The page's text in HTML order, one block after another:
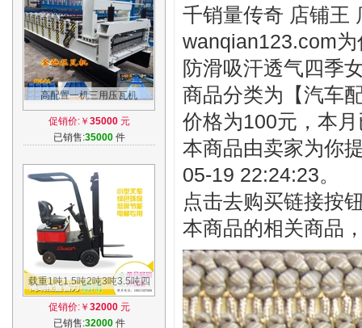
高配置一机三用压瓦机
840/900双层琉璃瓦压瓦机
840仿古琉璃瓦机器
促销价:￥ 35000元
已销售:35000件
载重1吨1.5吨2吨3吨3.5吨四
轮电动叉车全电动堆高车电动
升高车
促销价:￥ 32000元
已销售:32000件
千销量传奇 店铺王
wanqian123.com
防滑吸汗透气四季
商品分类为【汽车
价格为100元，本
本商品由卖家为你
05-19 22:24:23。
点击去购买链接按
本商品的相关商品